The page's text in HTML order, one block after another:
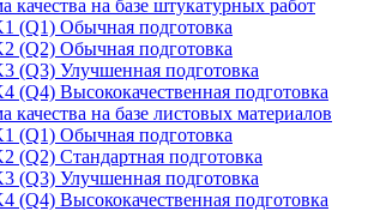
качества на базе штукатурных работ
(Q1) Обычная подготовка
(Q2) Обычная подготовка
(Q3) Улучшенная подготовка
(Q4) Высококачественная подготовка
качества на базе листовых материалов
(Q1) Обычная подготовка
(Q2) Стандартная подготовка
(Q3) Улучшенная подготовка
(Q4) Высококачественная подготовка